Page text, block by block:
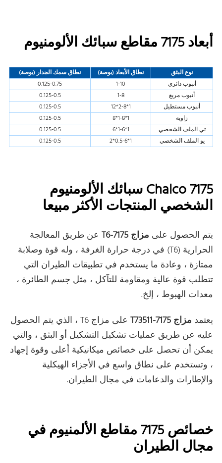
أبعاد 7175 مقاطع سبائك الألومنيوم
نوع البثق نطاق الأبعاد (بوصة)
نطاق سمك الجدار (بوصة)
أنبوب دائري
1-10
0.125-0.75
أنبوب مربع
1-8
0.125-0.5
أنبوب مستطيل
1*2-8*12
0.125-0.5
زاوية
1*1-8*8
0.125-0.5
تي الملف الشخصي
1*1-6*6
0.125-0.5
يو الملف الشخصي
1*0.5-6*2
0.125-0.5
Chalco 7175 سبائك الألومنيوم
الشخصي المنتجات الأكثر مبيعا
يتم الحصول على مزاج 7175-T6
عن طريق المعالجة
الحرارية (T6) في درجة حرارة الغرفة ، وله قوة وصلابة
ممتازة ، وعادة ما يستخدم في تطبيقات الطيران التي
تتطلب قوة عالية ومقاومة للتآكل ، مثل جسم الطائرة ،
معدات الهبوط ، إلخ.
يعتمد مزاج 7175-T73511
على مزاج T6 ، الذي يتم الحصول
عليه عن طريق عمليات تشكيل التشكيل أو البثق ، والتي
يمكن أن تحصل على خصائص ميكانيكية أعلى وقوة إجهاد
، وتستخدم على نطاق واسع في الأجزاء الهيكلية
والإطارات والدعامات في مجال الطيران.
خصائص 7175 مقاطع الألمنيوم في
مجال الطيران